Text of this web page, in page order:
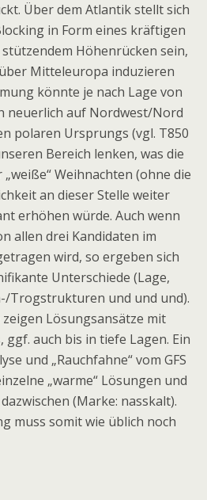
Über dem Atlantik stellt sich
in Form eines kräftigen
Höhenrücken sein,
Mitteleuropa induzieren
könnte je nach Lage von
neuerlich auf Nordwest/Nord
polaren Ursprungs (vgl. T850
Bereich lenken, was die
Weihnachten (ohne die
an dieser Stelle weiter
erhöhen würde. Auch wenn
allen drei Kandidaten im
wird, so ergeben sich
Unterschiede (Lage,
Trogstrukturen und und und).
zeigen Lösungsansätze mit
auch bis in tiefe Lagen. Ein
und „Rauchfahne“ vom GFS
„warme“ Lösungen und
(Marke: nasskalt).
muss somit wie üblich noch